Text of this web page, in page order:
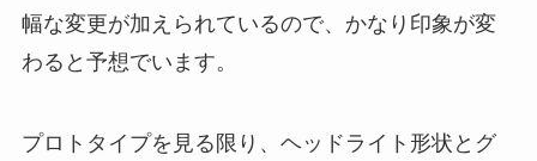
幅な変更が加えられているので、かなり印象が変
わると予想でいます。
プロトタイプを見る限り、ヘッドライト形状とグ